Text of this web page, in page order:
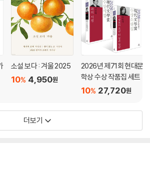
소설 보다 : 겨울 2025
4,950원
10%
2026년 제71회 현대문
학상 수상 작품집 세트
27,720원
10%
더보기